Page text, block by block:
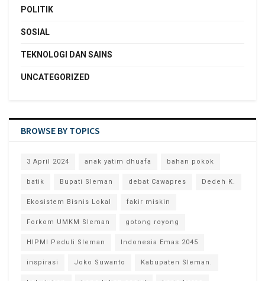
POLITIK
SOSIAL
TEKNOLOGI DAN SAINS
UNCATEGORIZED
BROWSE BY TOPICS
3 April 2024 anak yatim dhuafa bahan pokok
batik Bupati Sleman debat Cawapres Dedeh K.
Ekosistem Bisnis Lokal fakir miskin
Forkom UMKM Sleman gotong royong
HIPMI Peduli Sleman Indonesia Emas 2045
inspirasi Joko Suwanto Kabupaten Sleman.